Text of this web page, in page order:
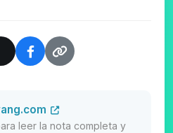
leer la nota completa y